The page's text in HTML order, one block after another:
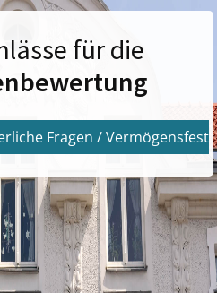
für die
Fragen /